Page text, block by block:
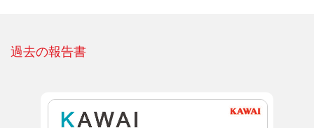
過去の報告書